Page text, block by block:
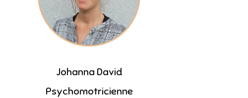
Johanna David
Psychomotricienne